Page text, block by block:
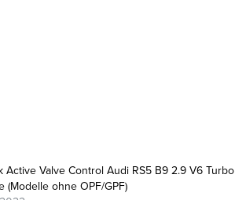
Active Valve Control Audi RS5 B9 2.9 V6 Turbo
(Modelle ohne OPF/GPF)